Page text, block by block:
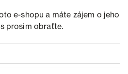
e-shopu a máte zájem o jeho
prosím obraťte.